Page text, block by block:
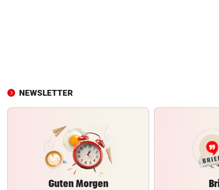
NEWSLETTER
Guten Morgen